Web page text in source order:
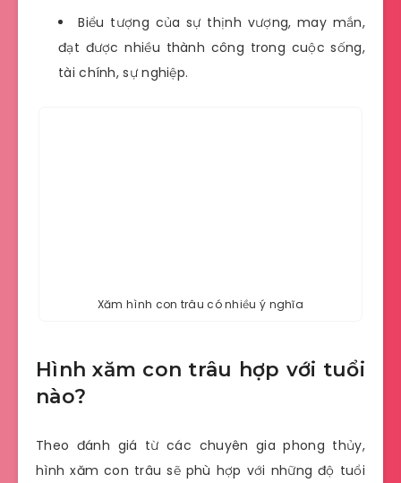
Biểu tượng của sự thịnh vượng, may mắn,
đạt được nhiều thành công trong cuộc sống,
tài chính, sự nghiệp.
Xăm hình con trâu có nhiều ý nghĩa
Hình xăm con trâu hợp với tuổi
nào?
Theo đánh giá từ các chuyên gia phong thủy,
hình xăm con trâu sẽ phù hợp với những độ tuổi